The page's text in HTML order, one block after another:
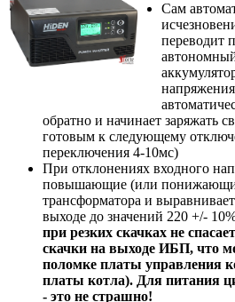
Сам
переводит
обратно и начинает заряжать
готовым к следующему
переключения 4-10мс)
При отклонениях входного
повышающие (или
трансформатора и
выходе до значений 220 +/-
при резких скачках не
скачки на выходе ИБП, что
поломке платы управления
платы котла). Для питания
- это не страшно!